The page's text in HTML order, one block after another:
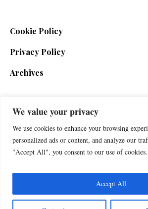
We value your privacy
We use cookies to enhance your browsing
personalized ads or content, and analyze our
"Accept All", you consent to our use of cookies.
Accept All
Cookie Policy
Privacy Policy
Archives
SIGN UP FOR THE NEWSLETTER